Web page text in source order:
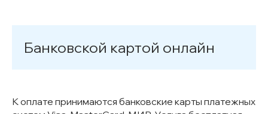
Банковской картой онлайн
К оплате принимаются банковские карты платежных